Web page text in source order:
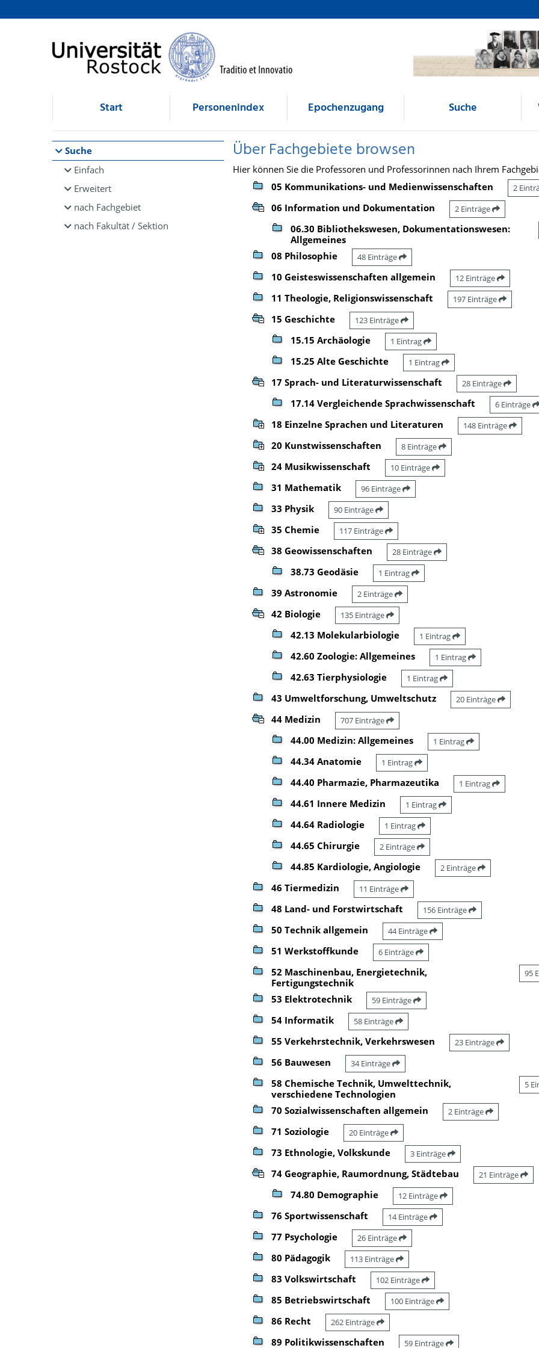
Browsen
direkt zum Inhalt
Start Personenindex Epochenzugang Suche
Suche
Einfach
Erweitert
nach Fachgebiet
nach Fakultät / Sektion
Über Fachgebiete browsen
Hier können Sie die Professoren und Professorinnen nach Ihrem
05 Kommunikations- und Medienwissenschaften
2
06 Information und Dokumentation 2 Einträge
06.30 Bibliothekswesen, Dokumentationswesen:
Allgemeines
08 Philosophie 48 Einträge
10 Geisteswissenschaften allgemein 12 Einträge
11 Theologie, Religionswissenschaft 197 Einträge
15 Geschichte 123 Einträge
15.15 Archäologie 1 Eintrag
15.25 Alte Geschichte 1 Eintrag
17 Sprach- und Literaturwissenschaft 28 Einträge
17.14 Vergleichende Sprachwissenschaft 6 Einträge
18 Einzelne Sprachen und Literaturen 148 Einträge
20 Kunstwissenschaften 8 Einträge
24 Musikwissenschaft 10 Einträge
31 Mathematik 96 Einträge
33 Physik 90 Einträge
35 Chemie 117 Einträge
38 Geowissenschaften 28 Einträge
38.73 Geodäsie 1 Eintrag
39 Astronomie 2 Einträge
42 Biologie 135 Einträge
42.13 Molekularbiologie 1 Eintrag
42.60 Zoologie: Allgemeines 1 Eintrag
42.63 Tierphysiologie 1 Eintrag
43 Umweltforschung, Umweltschutz 20 Einträge
44 Medizin 707 Einträge
44.00 Medizin: Allgemeines 1 Eintrag
44.34 Anatomie 1 Eintrag
44.40 Pharmazie, Pharmazeutika 1 Eintrag
44.61 Innere Medizin 1 Eintrag
44.64 Radiologie 1 Eintrag
44.65 Chirurgie 2 Einträge
44.85 Kardiologie, Angiologie 2 Einträge
46 Tiermedizin 11 Einträge
48 Land- und Forstwirtschaft 156 Einträge
50 Technik allgemein 44 Einträge
51 Werkstoffkunde 6 Einträge
52 Maschinenbau, Energietechnik,
Fertigungstechnik
95
53 Elektrotechnik 59 Einträge
54 Informatik 58 Einträge
55 Verkehrstechnik, Verkehrswesen 23 Einträge
56 Bauwesen 34 Einträge
58 Chemische Technik, Umwelttechnik,
verschiedene Technologien
5
70 Sozialwissenschaften allgemein 2 Einträge
71 Soziologie 20 Einträge
73 Ethnologie, Volkskunde 3 Einträge
74 Geographie, Raumordnung, Städtebau 21 Einträge
74.80 Demographie 12 Einträge
76 Sportwissenschaft 14 Einträge
77 Psychologie 26 Einträge
80 Pädagogik 113 Einträge
83 Volkswirtschaft 102 Einträge
85 Betriebswirtschaft 100 Einträge
86 Recht 262 Einträge
89 Politikwissenschaften 59 Einträge